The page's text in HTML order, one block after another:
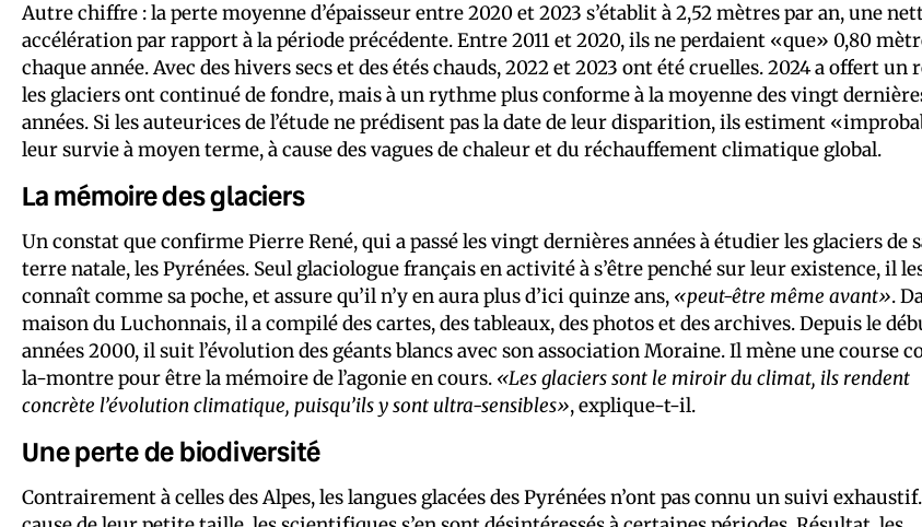
Autre chiffre : la perte moyenne d’épaisseur entre 2020 et 2023 s’établit à 2,52 mètres par an, une
accélération par rapport à la période précédente. Entre 2011 et 2020, ils ne perdaient «que» 0,80
chaque année. Avec des hivers secs et des étés chauds, 2022 et 2023 ont été cruelles. 2024 a offert un
les glaciers ont continué de fondre, mais à un rythme plus conforme à la moyenne des vingt
années. Si les auteur·ices de l’étude ne prédisent pas la date de leur disparition, ils estiment
leur survie à moyen terme, à cause des vagues de chaleur et du réchauffement climatique global.
La mémoire des glaciers
Un constat que confirme Pierre René, qui a passé les vingt dernières années à étudier les glaciers de
terre natale, les Pyrénées. Seul glaciologue français en activité à s’être penché sur leur existence, il
connaît comme sa poche, et assure qu’il n’y en aura plus d’ici quinze ans, «peut-être même avant».
maison du Luchonnais, il a compilé des cartes, des tableaux, des photos et des archives. Depuis le
années 2000, il suit l’évolution des géants blancs avec son association Moraine. Il mène une course
la-montre pour être la mémoire de l’agonie en cours. «Les glaciers sont le miroir du climat, ils rendent
concrète l’évolution climatique, puisqu’ils y sont ultra-sensibles», explique-t-il.
Une perte de biodiversité
Contrairement à celles des Alpes, les langues glacées des Pyrénées n’ont pas connu un suivi